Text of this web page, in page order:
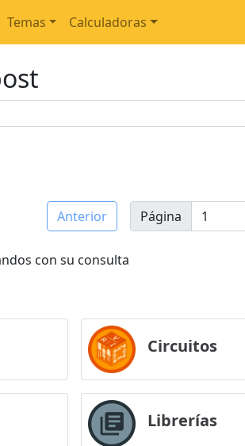
Temas Calculadoras
Anterior Página
con su consulta
Circuitos
Librerías